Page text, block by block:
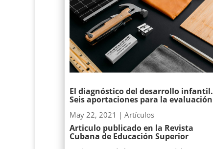
El diagnóstico del desarrollo infantil.
Seis aportaciones para la evaluación
May 22, 2021 | Artículos
Articulo publicado en la Revista
Cubana de Educación Superior